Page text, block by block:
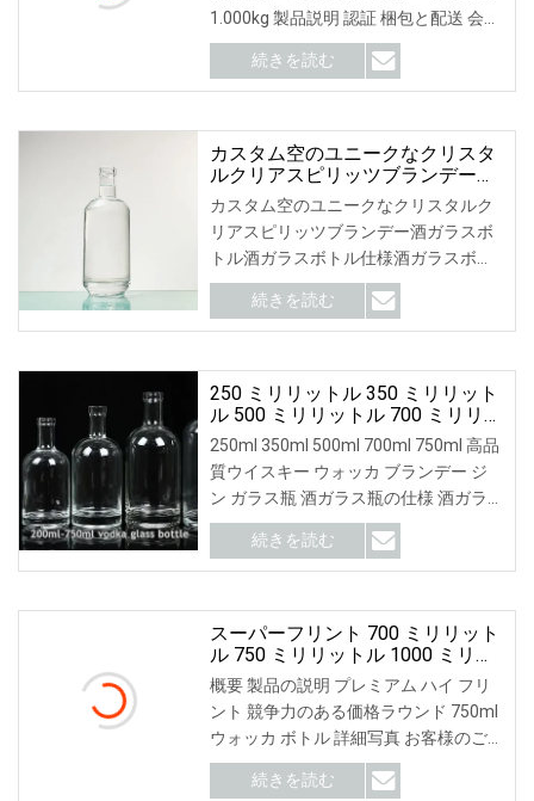
ゴールドデカール印刷
1.000kg 製品説明 認証 梱包と配送 会社
概要 上海ビスタパッケージング有限公
司は専門です
続きを読む
カスタム空のユニークなクリスタ
ルクリアスピリッツブランデー酒
ガラスボトル
カスタム空のユニークなクリスタルク
リアスピリッツブランデー酒ガラスボ
トル酒ガラスボトル仕様酒ガラスボト
ルディスプレイシーリングタイプ梱包
と配送ボトルは次のように梱包されて
います
続きを読む
250 ミリリットル 350 ミリリット
ル 500 ミリリットル 700 ミリリッ
トル 750 ミリリットル高品質ウイ
スキーウォッカブランデージンガ
ラスボトル
250ml 350ml 500ml 700ml 750ml 高品
質ウイスキー ウォッカ ブランデー ジ
ン ガラス瓶 酒ガラス瓶の仕様 酒ガラ
ス瓶の表示 密封タイプ 梱包と出荷 ボ
トルは梱包されています
続きを読む
スーパーフリント 700 ミリリット
ル 750 ミリリットル 1000 ミリリ
ットルウォッカジンラムウイスキ
ーブランデー酸素ガラス酒ボトル
概要 製品の説明 プレミアム ハイ フリ
ント 競争力のある価格ラウンド 750ml
ウォッカ ボトル 詳細写真 お客様のご
要望に応じてガラス ボトルをカスタマ
イズできます。 お揃いのボトルキャッ
続きを読む